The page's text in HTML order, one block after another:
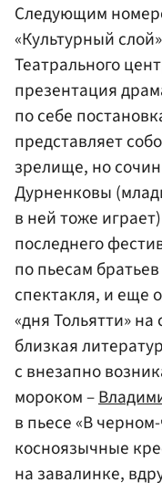
Следующим
«Культурный
Театрального
презентация
по себе
представляет
зрелище, но
Дурненковы
в ней тоже
последнего
по пьесам
спектакля, и еще
«дня Тольятти»
близкая
с внезапно
мороком –
в пьесе «В
косноязычные
на завалинке,